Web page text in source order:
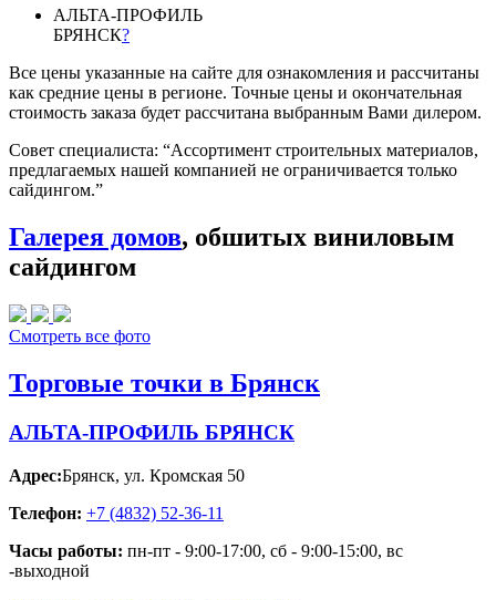
АЛЬТА-ПРОФИЛЬ
БРЯНСК?
Все цены указанные на сайте для ознакомления и рассчитаны
как средние цены в регионе. Точные цены и окончательная
стоимость заказа будет рассчитана выбранным Вами дилером.
Совет специалиста: “Ассортимент строительных материалов,
предлагаемых нашей компанией не ограничивается только
сайдингом.”
Галерея домов, обшитых виниловым
сайдингом
Смотреть все фото
Торговые точки в Брянск
АЛЬТА-ПРОФИЛЬ БРЯНСК
Адрес:Брянск, ул. Кромская 50
Телефон: +7 (4832) 52-36-11
Часы работы: пн-пт - 9:00-17:00, сб - 9:00-15:00, вс
-выходной